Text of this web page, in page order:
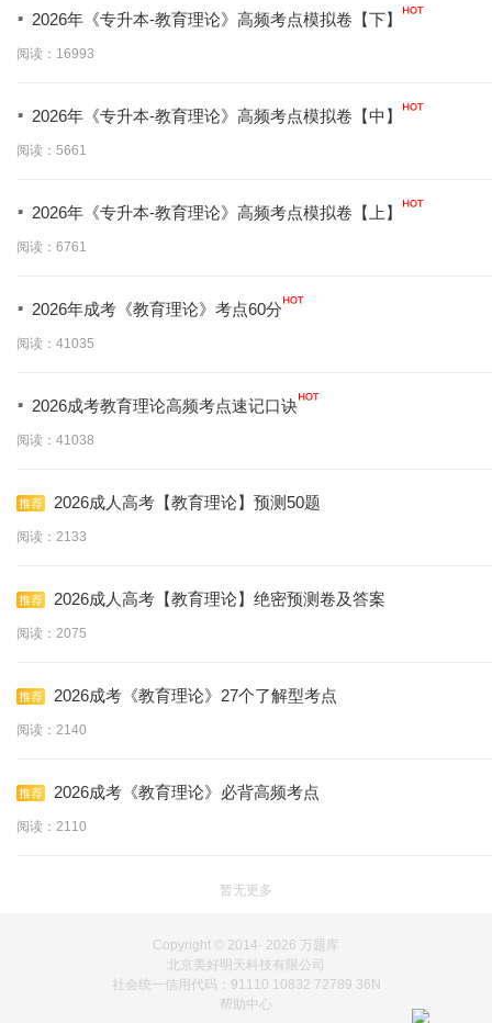
· 2026年《专升本-教育理论》高频考点模拟卷【下】
阅读：16993
· 2026年《专升本-教育理论》高频考点模拟卷【中】
阅读：5661
· 2026年《专升本-教育理论》高频考点模拟卷【上】
阅读：6761
· 2026年成考《教育理论》考点60分
阅读：41035
· 2026成考教育理论高频考点速记口诀
阅读：41038
2026成人高考【教育理论】预测50题
阅读：2133
2026成人高考【教育理论】绝密预测卷及答案
阅读：2075
2026成考《教育理论》27个了解型考点
阅读：2140
2026成考《教育理论》必背高频考点
阅读：2110
暂无更多
Copyright © 2014- 2026 万题库
北京美好明天科技有限公司
社会统一信用代码：91110 10832 72789 36N
帮助中心